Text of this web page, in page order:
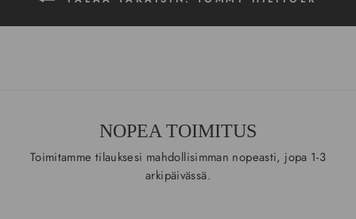
NOPEA TOIMITUS
Toimitamme tilauksesi mahdollisimman nopeasti, jopa 1-3
arkipäivässä.